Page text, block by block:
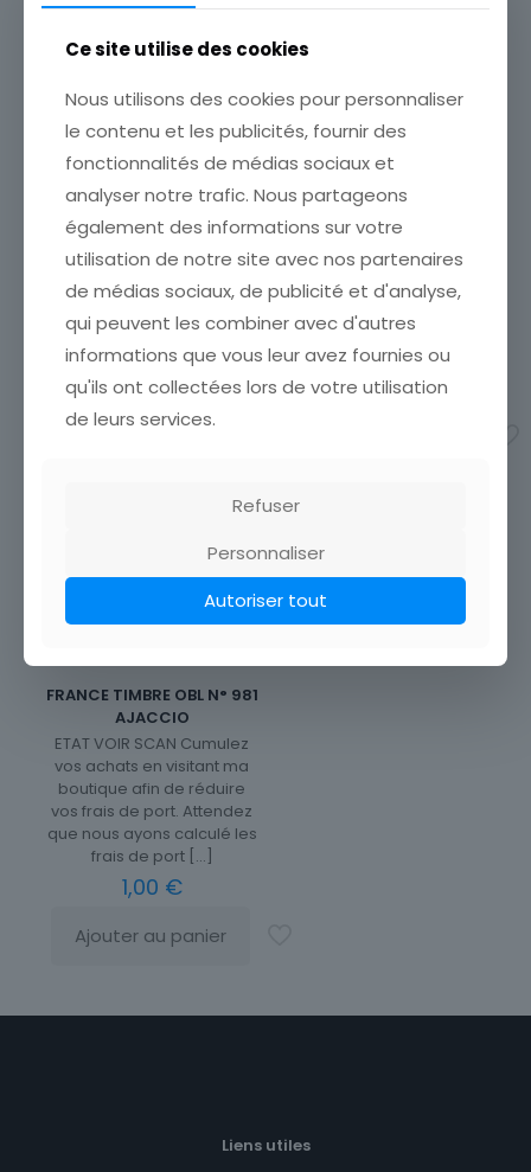
FRANCE TIMBRE OBL N°
1239 VALLEE DE LA SIOULE
ETAT VOIR SCAN Cumulez
vos achats en visitant ma
boutique afin de réduire
vos frais de port. Attendez
frais de port[…]
1,00€
Ajouter au panier
FRANCE TIMBRE OBL N°
1240VIADUC DE
CHAUMONT
vos achats en visitant ma
boutique afin de réduire
vos frais de port. Attendez
que nous ayons calculé les
frais de port[…]
1,00€
FRANCE TIMBRE OBL N° 981
AJACCIO
ETAT VOIR SCAN Cumulez
vos achats en visitant ma
boutique afin de réduire
vos frais de port. Attendez
que nous ayons calculé les
frais de port[…]
1,00 €
Ajouter au panier
Liens utiles
Ce site utilise des cookies
Nous utilisons des cookies pour personnaliser
le contenu et les publicités, fournir des
fonctionnalités de médias sociaux et
analyser notre trafic. Nous partageons
également des informations sur votre
utilisation de notre site avec nos partenaires
de médias sociaux, de publicité et d'analyse,
qui peuvent les combiner avec d'autres
informations que vous leur avez fournies ou
qu'ils ont collectées lors de votre utilisation
de leurs services.
Refuser
Personnaliser
Autoriser tout